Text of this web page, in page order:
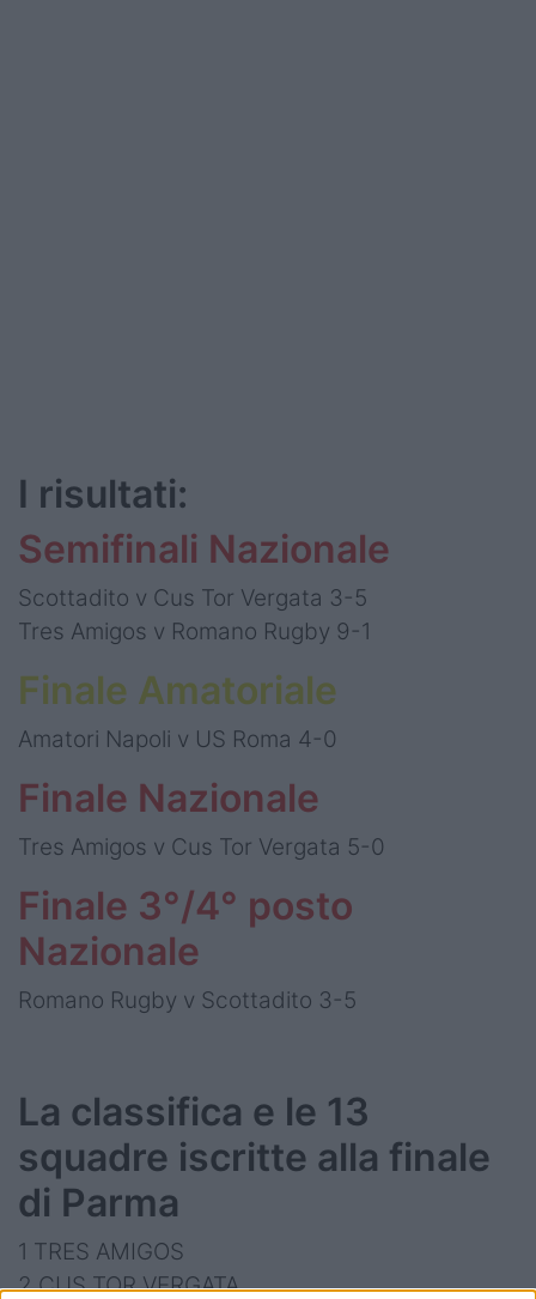
I risultati:
Semifinali Nazionale
Scottadito v Cus Tor Vergata 3-5
Tres Amigos v Romano Rugby 9-1
Finale Amatoriale
Amatori Napoli v US Roma 4-0
Finale Nazionale
Tres Amigos v Cus Tor Vergata 5-0
Finale 3°/4° posto
Nazionale
Romano Rugby v Scottadito 3-5
La classifica e le 13
squadre iscritte alla finale
di Parma
1 TRES AMIGOS
2 CUS TOR VERGATA